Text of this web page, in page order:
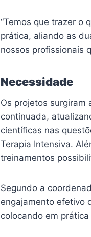
“Temos que trazer o
prática, aliando as
nossos profissionais
Necessidade
Os projetos
continuada,
científicas nas
Terapia Intensiva.
treinamentos
Segundo a
engajamento efetivo
colocando em